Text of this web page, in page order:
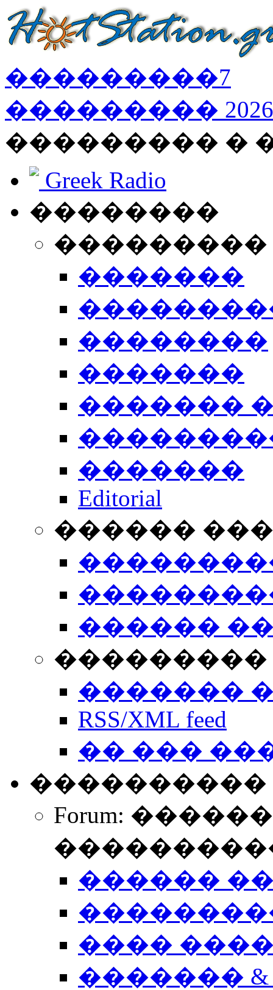
���������7
��������� 2026
��������� �
Greek Radio
��������
�������
��������
�������
�������
�������
Editorial
������
������
���������
�������
RSS/XML feed
�� ���
����������
Forum:
������
����
�������